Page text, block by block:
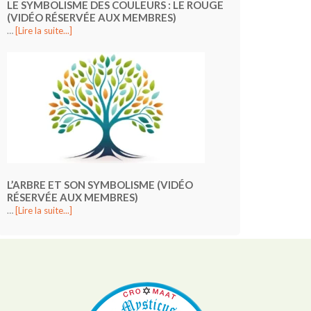
LE SYMBOLISME DES COULEURS : LE ROUGE
(VIDÉO RÉSERVÉE AUX MEMBRES)
… [Lire la suite...]
L’ARBRE ET SON SYMBOLISME (VIDÉO
RÉSERVÉE AUX MEMBRES)
… [Lire la suite...]